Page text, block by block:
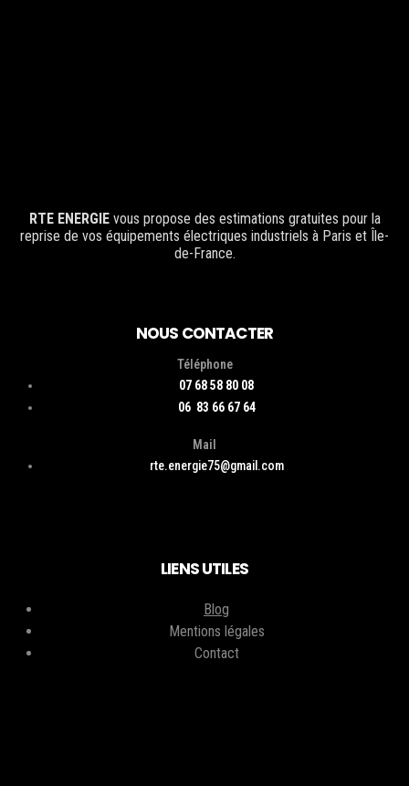
RTE ENERGIEvous propose des estimations gratuites pour la
reprise de vos équipements électriques industriels à Paris et Île-
de-France.
NOUS CONTACTER
Téléphone
07 68 58 80 08
06 83 66 67 64
Mail
rte.energie75@gmail.com
LIENS UTILES
Blog
Mentions légales
Contact